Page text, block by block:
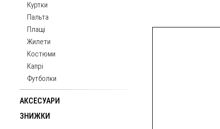
Куртки
Пальта
Плащі
Жилети
Костюми
Капрі
Футболки
АКСЕСУАРИ
ЗНИЖКИ